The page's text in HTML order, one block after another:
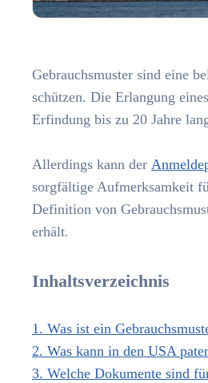
Gebrauchsmuster sind eine
schützen. Die Erlangung
Erfindung bis zu 20 Jahre
Allerdings kann der
sorgfältige Aufmerksamkeit
Definition von
erhält.
Inhaltsverzeichnis
1. Was ist ein
2. Was kann in den USA
3. Welche Dokumente sind